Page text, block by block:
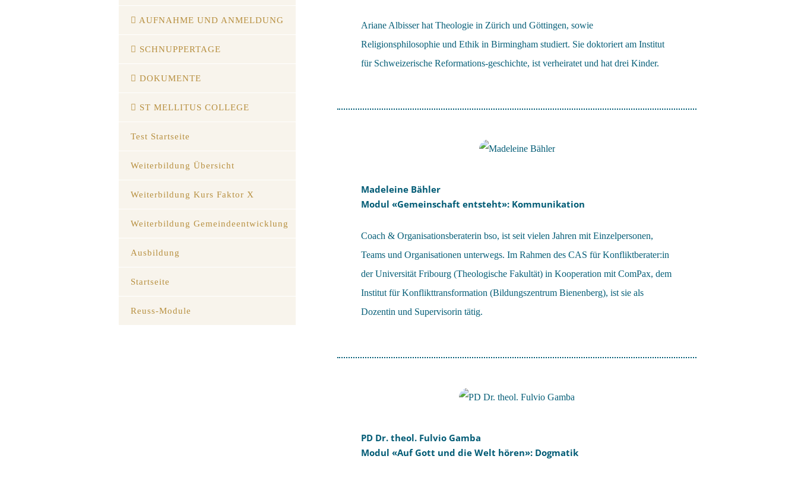
AUFNAHME UND ANMELDUNG
SCHNUPPERTAGE
DOKUMENTE
ST MELLITUS COLLEGE
Test Startseite
Weiterbildung Übersicht
Weiterbildung Kurs Faktor X
Weiterbildung Gemeindeentwicklung
Ausbildung
Startseite
Reuss-Module
Ariane Albisser hat Theologie in Zürich und Göttingen, sowie
Religionsphilosophie und Ethik in Birmingham studiert. Sie doktoriert am Institut
für Schweizerische Reformations-geschichte, ist verheiratet und hat drei Kinder.
Madeleine Bähler
Modul «Gemeinschaft entsteht»: Kommunikation
Coach & Organisationsberaterin bso, ist seit vielen Jahren mit Einzelpersonen,
Teams und Organisationen unterwegs. Im Rahmen des CAS für Konfliktberater:in
der Universität Fribourg (Theologische Fakultät) in Kooperation mit ComPax, dem
Institut für Konflikttransformation (Bildungszentrum Bienenberg), ist sie als
Dozentin und Supervisorin tätig.
PD Dr. theol. Fulvio Gamba
Modul «Auf Gott und die Welt hören»: Dogmatik